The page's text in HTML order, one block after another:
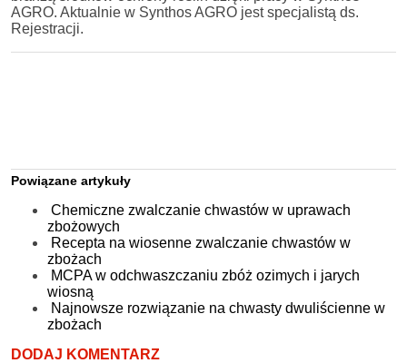
AGRO. Aktualnie w Synthos AGRO jest specjalistą ds.
Rejestracji.
Powiązane artykuły
Chemiczne zwalczanie chwastów w uprawach
zbożowych
Recepta na wiosenne zwalczanie chwastów w
zbożach
MCPA w odchwaszczaniu zbóż ozimych i jarych
wiosną
Najnowsze rozwiązanie na chwasty dwuliścienne w
zbożach
DODAJ KOMENTARZ